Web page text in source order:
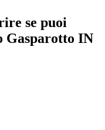
se puoi
IN